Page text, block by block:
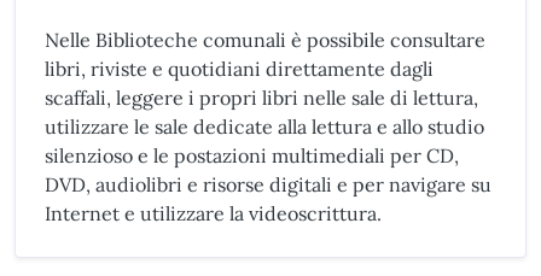
Nelle Biblioteche comunali è possibile consultare
libri, riviste e quotidiani direttamente dagli
scaffali, leggere i propri libri nelle sale di lettura,
utilizzare le sale dedicate alla lettura e allo studio
silenzioso e le postazioni multimediali per CD,
DVD, audiolibri e risorse digitali e per navigare su
Internet e utilizzare la videoscrittura.